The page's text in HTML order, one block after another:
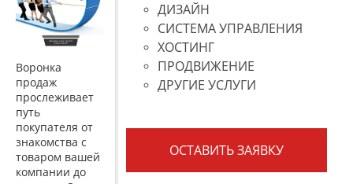
Воронка
продаж
прослеживает
путь
покупателя от
знакомства с
товаром вашей
компании до
ДИЗАЙН
СИСТЕМА УПРАВЛЕНИЯ
ХОСТИНГ
ПРОДВИЖЕНИЕ
ДРУГИЕ УСЛУГИ
ОСТАВИТЬ ЗАЯВКУ